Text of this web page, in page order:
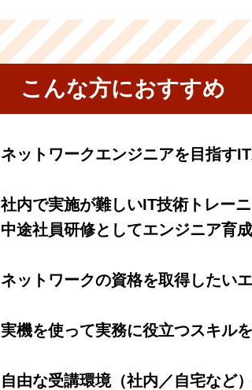
こんな方におすすめ
ネットワークエンジニアを目指す
社内で実施が難しいIT技術トレー
中途社員研修としてエンジニア育
ネットワークの資格を取得したい
実機を使って実務に役立つスキル
自由な受講環境（社内／自宅など